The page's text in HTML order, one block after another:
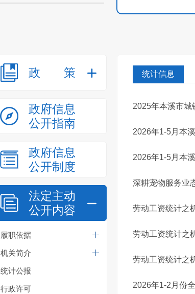
政策
政府信息
公开指南
政府信息
公开制度
法定主动
公开内容
履职依据
机关简介
统计公报
行政许可
统计信息
2025年本溪市城
2026年1-5月本
2026年1-5月本
深耕宠物服务业
劳动工资统计之
劳动工资统计之
劳动工资统计之
2026年1-2月份